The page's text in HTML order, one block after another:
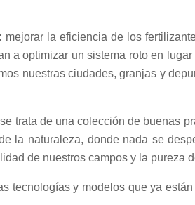
la eficiencia de los
a optimizar un sistema roto en
nuestras ciudades, granjas y
trata de una colección de buenas
la naturaleza, donde nada se
de nuestros campos y la pureza
tecnologías y modelos que ya